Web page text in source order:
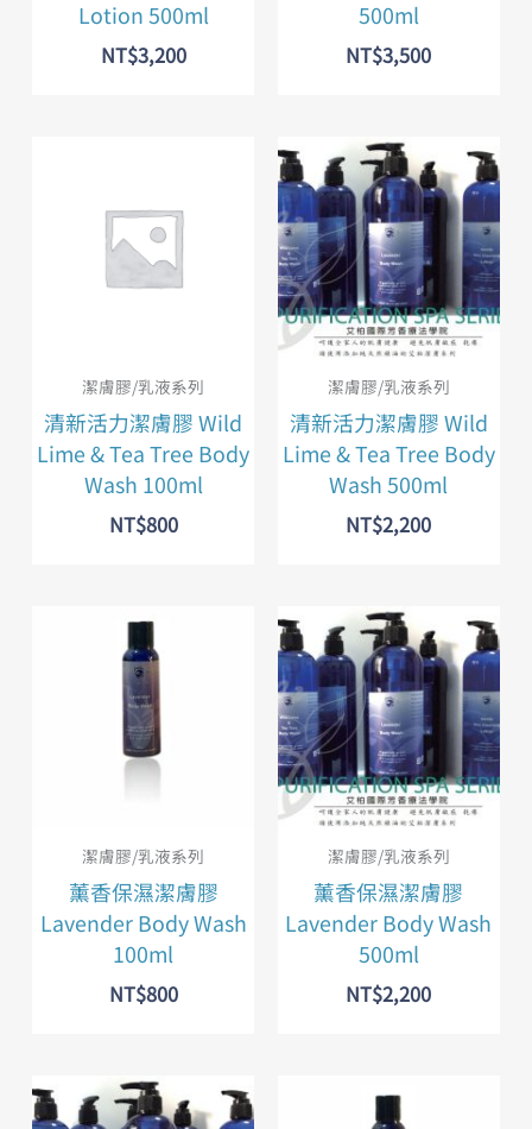
Lotion 500ml
NT$3,200
500ml
NT$3,500
潔膚膠/乳液系列
清新活力潔膚膠 Wild
Lime & Tea Tree Body
Wash 100ml
NT$800
潔膚膠/乳液系列
清新活力潔膚膠 Wild
Lime & Tea Tree Body
Wash 500ml
NT$2,200
潔膚膠/乳液系列
薰香保濕潔膚膠
Lavender Body Wash
100ml
NT$800
潔膚膠/乳液系列
薰香保濕潔膚膠
Lavender Body Wash
500ml
NT$2,200